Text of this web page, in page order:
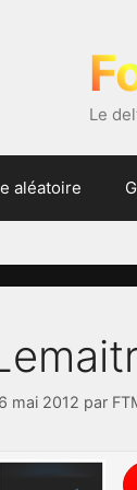
Le
aléatoire
mai 2012 par